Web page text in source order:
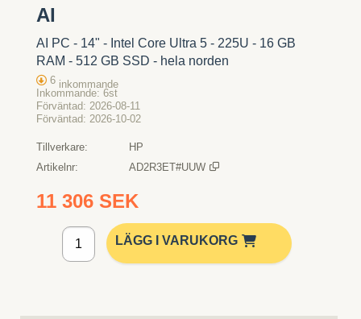
AI
AI PC - 14" - Intel Core Ultra 5 - 225U - 16 GB
RAM - 512 GB SSD - hela norden
6 inkommande
Inkommande 6st
Förväntad
2026-08-11
Förväntad
2026-10-02
Tillverkare
HP
Artikelnr
AD2R3ET#UUW
11 306 SEK
Lägg i kundvagnLÄGG I VARUKORG